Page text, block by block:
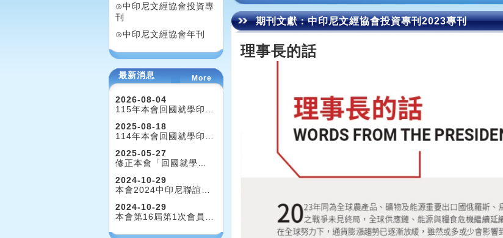
⊙中印尼文經協會投資專
刊
⊙中印尼文經協會年刊
最新消息 More
2026-08-04
115年本會回國就學印…
2025-08-18
114年本會回國就學印…
2025-05-27
修正本會「回國就學…
2024-10-29
本會2024中印尼聯誼…
2024-10-29
本會第16屆第1次會員…
期刊文獻：中印尼文經協會投資專刊2023專刊
理事長的話